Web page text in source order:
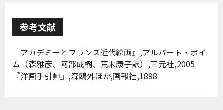
参考文献
『アカデミーとフランス近代絵画』,アルバート・ボイ
ム（森雅彦、阿部成樹、荒木康子訳）,三元社,2005
『洋画手引艸』,森鴎外ほか,画報社,1898